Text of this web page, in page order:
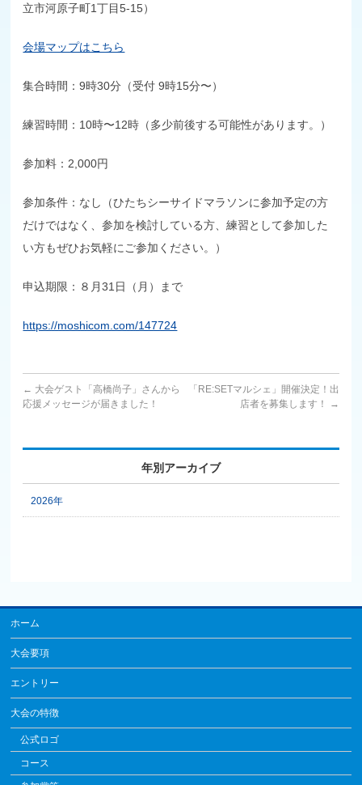
立市河原子町1丁目5-15）
会場マップはこちら
集合時間：9時30分（受付 9時15分〜）
練習時間：10時〜12時（多少前後する可能性があります。）
参加料：2,000円
参加条件：なし（ひたちシーサイドマラソンに参加予定の方
だけではなく、参加を検討している方、練習として参加した
い方もぜひお気軽にご参加ください。）
申込期限：８月31日（月）まで
https://moshicom.com/147724
← 大会ゲスト「高橋尚子」さんから
応援メッセージが届きました！
「RE:SETマルシェ」開催決定！出
店者を募集します！
→
年別アーカイブ
2026年
ホーム
大会要項
エントリー
大会の特徴
公式ロゴ
コース